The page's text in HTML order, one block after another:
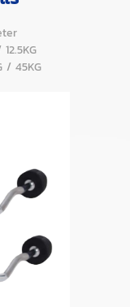
/ 45KG